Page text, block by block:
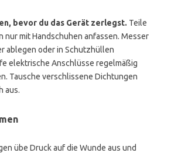
bevor du das Gerät zerlegst. Teile
nur mit Handschuhen anfassen. Messer
ablegen oder in Schutzhüllen
elektrische Anschlüsse regelmäßig
Tausche verschlissene Dichtungen
aus.
übe Druck auf die Wunde aus und